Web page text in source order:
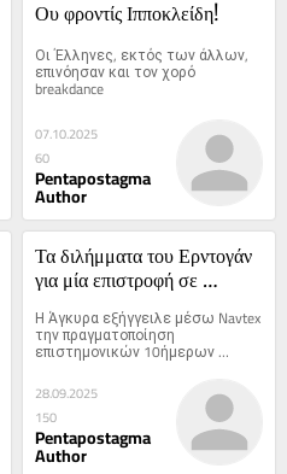
Ου φροντίς Ιπποκλείδη!
Οι Έλληνες, εκτός των άλλων,
επινόησαν και τον χορό
breakdance
07.10.2025
60
Pentapostagma
Author
Τα διλήμματα του Ερντογάν
για μία επιστροφή σε
Η Άγκυρα εξήγγειλε μέσω Navtex
την πραγματοποίηση
επιστημονικών 10ήμερων
ερυενών (15-25 Σεπτεμβρίου)
για το πλοίο Πίρι Ρέις στο Αιγαίο
28.09.2025
150
Pentapostagma
Author